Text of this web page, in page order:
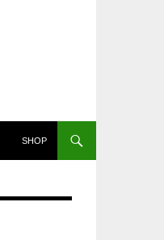
SHOP